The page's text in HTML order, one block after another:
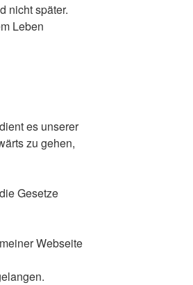
nicht später.
Leben
es unserer
zu gehen,
Gesetze
Webseite